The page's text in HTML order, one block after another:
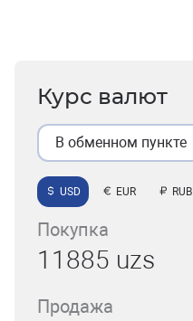
Курс валют
В обменном пункте
USD EUR RUB
Покупка
11885 uzs
Продажа